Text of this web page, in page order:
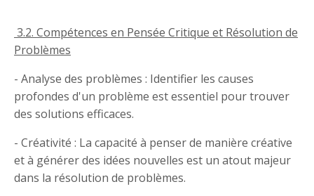
3.2. Compétences en Pensée Critique et Résolution de
Problèmes
- Analyse des problèmes : Identifier les causes
profondes d'un problème est essentiel pour trouver
des solutions efficaces.
- Créativité : La capacité à penser de manière créative
et à générer des idées nouvelles est un atout majeur
dans la résolution de problèmes.